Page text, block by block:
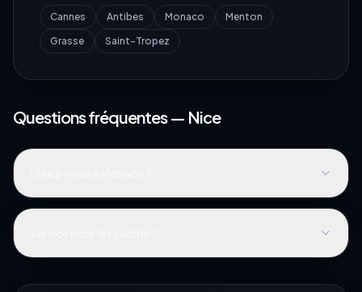
Cannes Antibes Monaco
Menton
Grasse
Saint-Tropez
Questions fréquentes — Nice